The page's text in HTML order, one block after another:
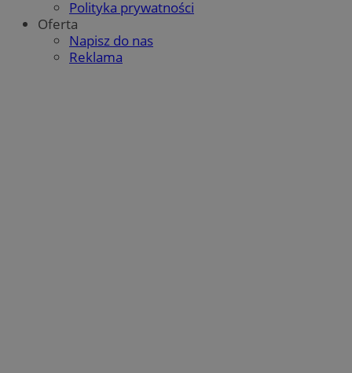
Polityka prywatności
Oferta
Napisz do nas
Reklama